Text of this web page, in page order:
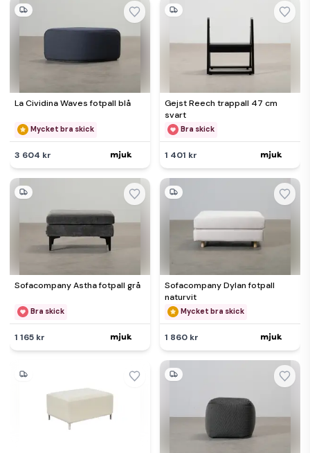
La Cividina Waves fotpall blå
Mycket bra skick
3 604 kr
Gejst Reech trappall 47 cm
svart
Bra skick
1 401 kr
Sofacompany Astha fotpall grå
Bra skick
1 165 kr
Sofacompany Dylan fotpall
naturvit
Mycket bra skick
1 860 kr